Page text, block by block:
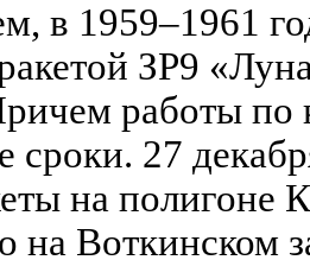
в 1959–1961
ЗР9
работы по
сроки. 27
на полигоне
на Воткинском